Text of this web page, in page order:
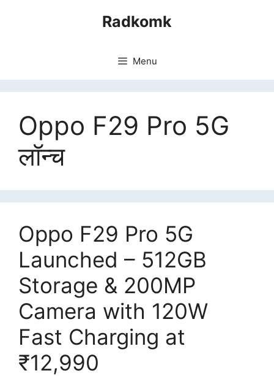
Radkomk
Menu
Oppo F29 Pro 5G
लॉन्च
Oppo F29 Pro 5G
Launched – 512GB
Storage & 200MP
Camera with 120W
Fast Charging at
₹12,990